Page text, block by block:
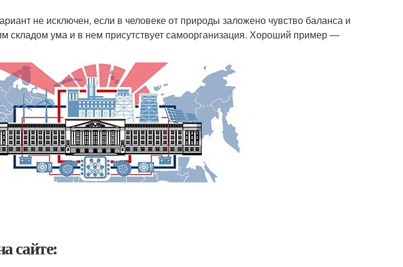
не исключен, если в человеке от природы заложено чувство баланса и
складом ума и в нем присутствует самоорганизация. Хороший пример —
сайте: